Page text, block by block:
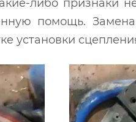
либо признаки
помощь.
установки